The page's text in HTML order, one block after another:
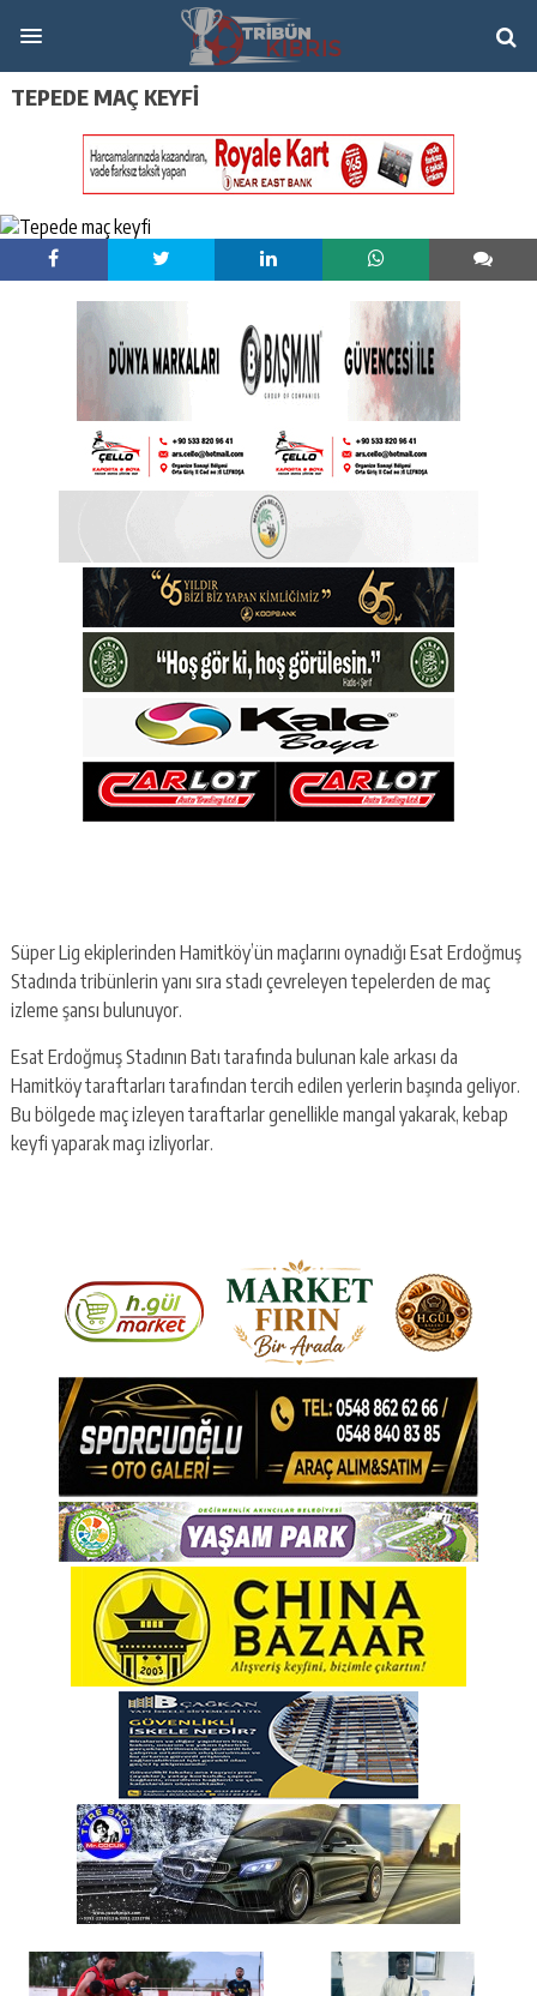
TEPEDE MAÇ KEYFI
Süper Lig ekiplerinden Hamitköy’ün maçlarını oynadığı Esat Erdoğmuş
Stadında tribünlerin yanı sıra stadı çevreleyen tepelerden de maç
izleme şansı bulunuyor.
Esat Erdoğmuş Stadının Batı tarafında bulunan kale arkası da
Hamitköy taraftarları tarafından tercih edilen yerlerin başında geliyor.
Bu bölgede maç izleyen taraftarlar genellikle mangal yakarak, kebap
keyfi yaparak maçı izliyorlar.